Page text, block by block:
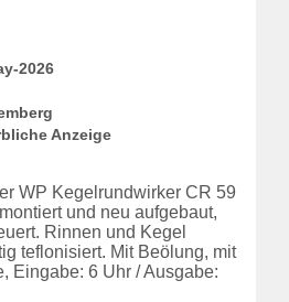
2026
Anzeige
WP Kegelrundwirker CR 59
und neu aufgebaut,
Rinnen und Kegel
teflonisiert. Mit Beölung, mit
Eingabe: 6 Uhr / Ausgabe: